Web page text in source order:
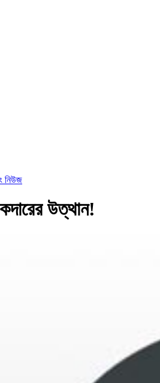
নিউজ
উত্থান!